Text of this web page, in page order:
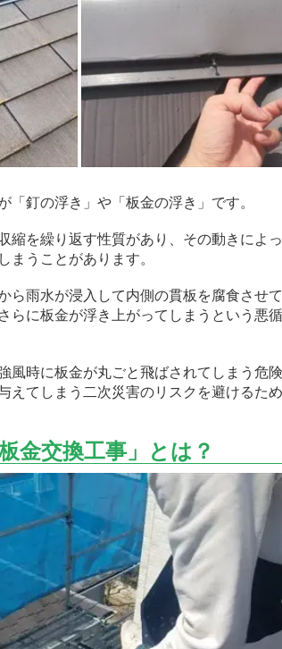
「釘の浮き」や「板金の浮き」です。
縮を繰り返す性質があり、その動きによ
まうことがあります。
ら雨水が浸入して内側の貫板を腐食させ
らに板金が浮き上がってしまうという悪
風時に板金が丸ごと飛ばされてしまう危
えてしまう二次災害のリスクを避けるた
金交換工事」とは？